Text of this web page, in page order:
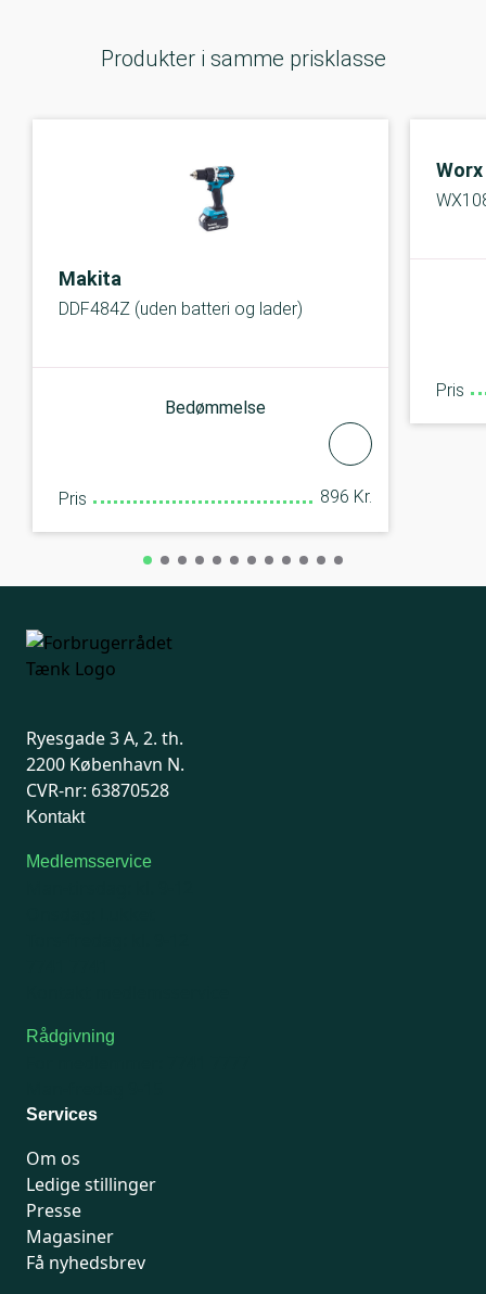
Produkter i samme prisklasse
Makita
DDF484Z (uden batteri og lader)
Bedømmelse
Pris 896 Kr.
Worx
Pris
Ryesgade 3 A, 2. th.
2200 København N.
CVR-nr: 63870528
Kontakt
Medlemsservice
Rådgivning
Services
Om os
Ledige stillinger
Presse
Magasiner
Få nyhedsbrev